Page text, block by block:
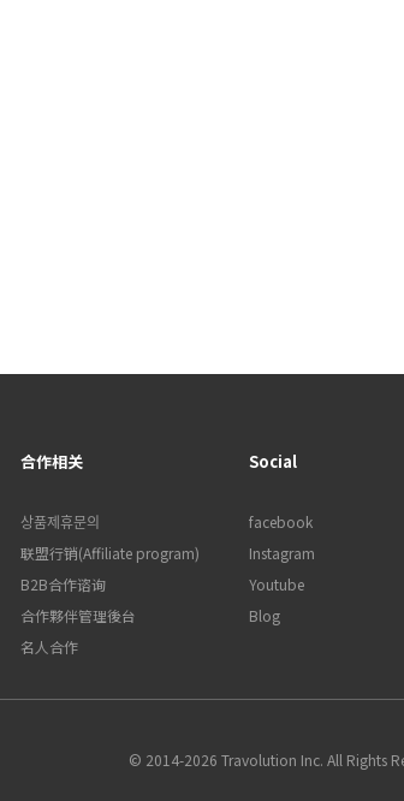
合作相关
상품제휴문의
联盟行销(Affiliate program)
B2B合作谘询
合作夥伴管理後台
名人合作
Social
facebook
Instagram
Youtube
Blog
© 2014-2026 Travolution Inc. All Rights